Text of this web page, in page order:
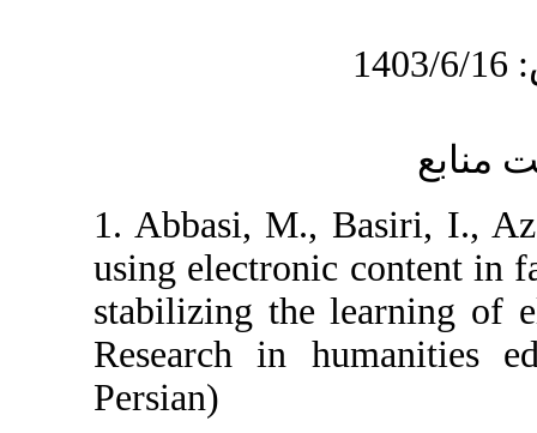
1. Abbasi, M.,
using
stabilizing the
Research in